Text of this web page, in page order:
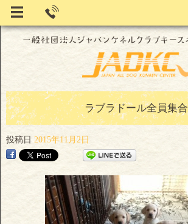
ラブラドール全員集合
投稿日 2015年11月2日